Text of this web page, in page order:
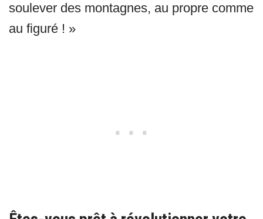
soulever des montagnes, au propre comme
au figuré ! »